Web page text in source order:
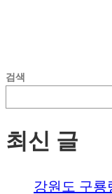
검색
최신 글
강원도 구룡